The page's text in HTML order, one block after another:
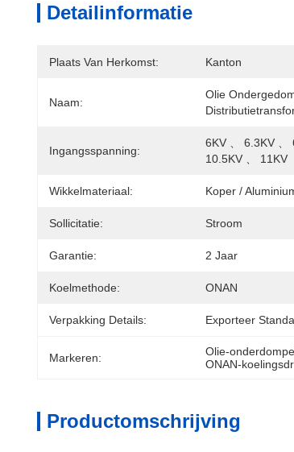
Detailinformatie
Plaats Van Herkomst: Kanton
Naam:
Olie
Ingangsspanning:
6KV 、 6.3KV 、
10.5KV 、 11KV
Wikkelmateriaal: Koper /
Sollicitatie: Stroom
Garantie: 2 Jaar
Koelmethode: ONAN
Verpakking Details: Exporteer
Markeren: Olie-
ONAN-
Productomschrijving